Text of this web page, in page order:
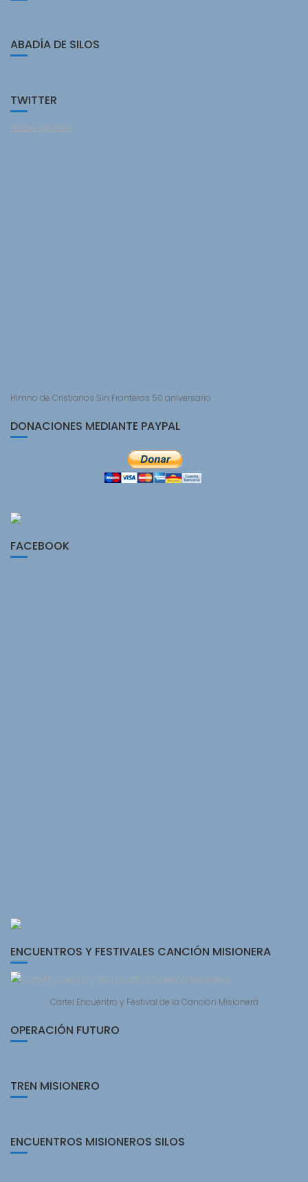
ABADÍA DE SILOS
TWITTER
Follow @twitter
Himno de Cristianos Sin Fronteras 50 aniversario
DONACIONES MEDIANTE PAYPAL
FACEBOOK
ENCUENTROS Y FESTIVALES CANCIÓN MISIONERA
Cartel Encuentro y Festival de la Canción Misionera
OPERACIÓN FUTURO
TREN MISIONERO
ENCUENTROS MISIONEROS SILOS